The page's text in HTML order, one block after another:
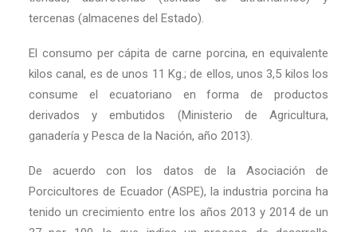
tercenas (almacenes del Estado).
El consumo per cápita de carne porcina, en equivalente
kilos canal, es de unos 11 Kg.; de ellos, unos 3,5 kilos los
consume el ecuatoriano en forma de productos
derivados y embutidos (Ministerio de Agricultura,
ganadería y Pesca de la Nación, año 2013).
De acuerdo con los datos de la Asociación de
Porcicultores de Ecuador (ASPE), la industria porcina ha
tenido un crecimiento entre los años 2013 y 2014 de un